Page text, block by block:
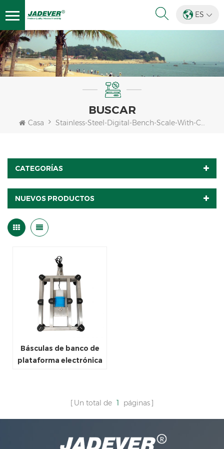
ES
BUSCAR
Casa Stainless-Steel-Digital-Bench-Scale-With-Counting-Indicator
CATEGORÍAS
NUEVOS PRODUCTOS
Básculas de banco de
plataforma electrónica
Un total de 1 páginas